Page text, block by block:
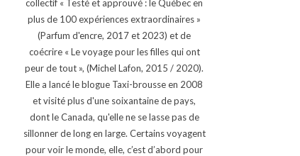
collectif « Testé et approuvé : le Québec en
plus de 100 expériences extraordinaires »
(Parfum d'encre, 2017 et 2023) et de
coécrire « Le voyage pour les filles qui ont
peur de tout », (Michel Lafon, 2015 / 2020).
Elle a lancé le blogue Taxi-brousse en 2008
et visité plus d'une soixantaine de pays,
dont le Canada, qu'elle ne se lasse pas de
sillonner de long en large. Certains voyagent
pour voir le monde, elle, c’est d’abord pour